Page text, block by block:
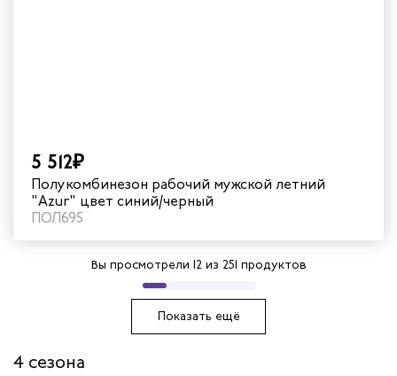
5 512₽
Полукомбинезон рабочий мужской летний
"Azur" цвет синий/черный
ПОЛ695
Вы просмотрели 12из 251 продуктов
Показать ещё
4 сезона